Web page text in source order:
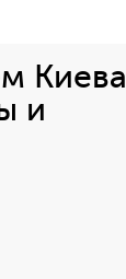
Киева
и